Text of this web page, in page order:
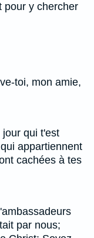
pour y chercher
toi, mon amie,
qui t'est
appartiennent
cachées à tes
par nous;